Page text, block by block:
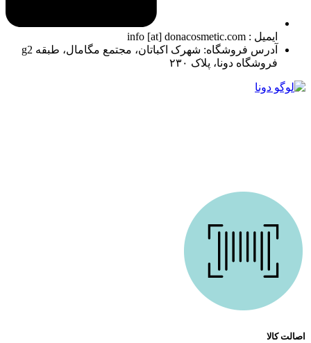
ایمیل : info [at] donacosmetic.com
آدرس فروشگاه: شهرک اکباتان، مجتمع مگامال، طبقه g2
فروشگاه دونا، پلاک ۲۳۰
اصالت کالا